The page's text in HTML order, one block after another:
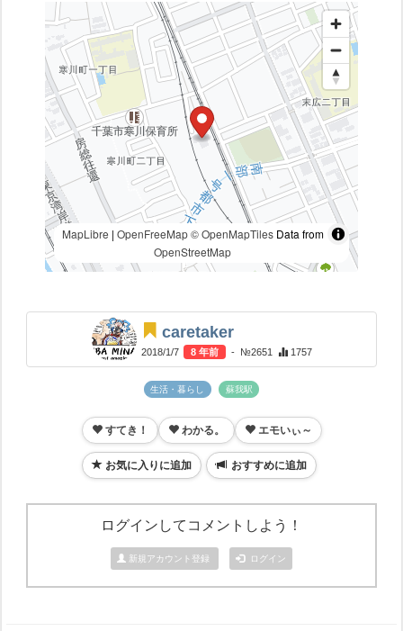
MapLibre | OpenFreeMap © OpenMapTilesData from
OpenStreetMap
caretaker
2018/1/7 8 年前 - №2651 1757
生活・暮らし 蘇我駅
すてき！ わかる。 エモいぃ～
お気に入りに追加 おすすめに追加
ログインしてコメントしよう！
新規アカウント登録 ログイン